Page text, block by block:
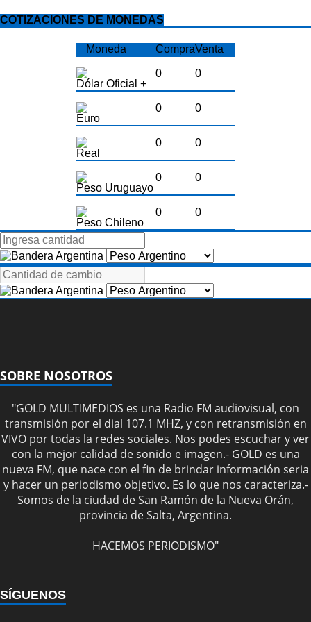
COTIZACIONES DE MONEDAS
Moneda CompraVenta
Dólar Oficial +
0 0
Euro
0 0
Real
0 0
Peso Uruguayo
0 0
Peso Chileno
0 0
SOBRE NOSOTROS
"GOLD MULTIMEDIOS es una Radio FM audiovisual, con
transmisión por el dial 107.1 MHZ, y con retransmisión en
VIVO por todas la redes sociales. Nos podes escuchar y ver
con la mejor calidad de sonido e imagen.- GOLD es una
nueva FM, que nace con el fin de brindar información seria
y hacer un periodismo objetivo. Es lo que nos caracteriza.-
Somos de la ciudad de San Ramón de la Nueva Orán,
provincia de Salta, Argentina.
HACEMOS PERIODISMO"
SÍGUENOS